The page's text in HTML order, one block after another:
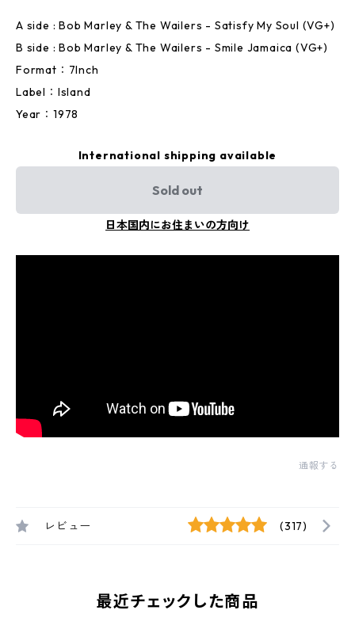
A side : Bob Marley & The Wailers - Satisfy My Soul (VG+)
B side : Bob Marley & The Wailers - Smile Jamaica (VG+)
Format：7Inch
Label：Island
Year：1978
International shipping available
Sold out
日本国内にお住まいの方向け
通報する
レビュー (317)
最近チェックした商品